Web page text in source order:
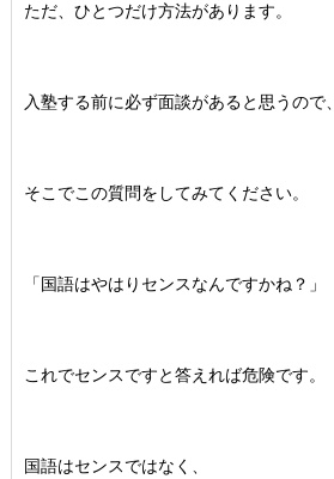
ただ、ひとつだけ方法があります。
入塾する前に必ず面談があると思うので、
そこでこの質問をしてみてください。
「国語はやはりセンスなんですかね？」
これでセンスですと答えれば危険です。
国語はセンスではなく、